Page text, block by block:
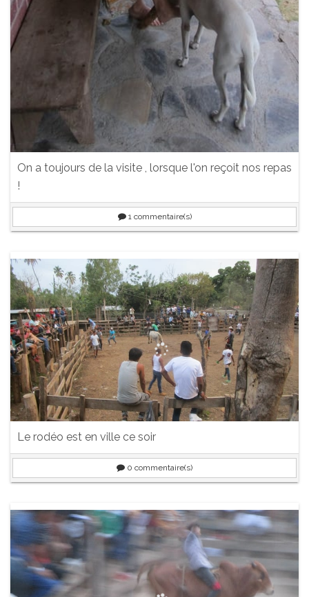
On a toujours de la visite , lorsque l'on reçoit nos repas
!
1 commentaire(s)
Le rodéo est en ville ce soir
0 commentaire(s)